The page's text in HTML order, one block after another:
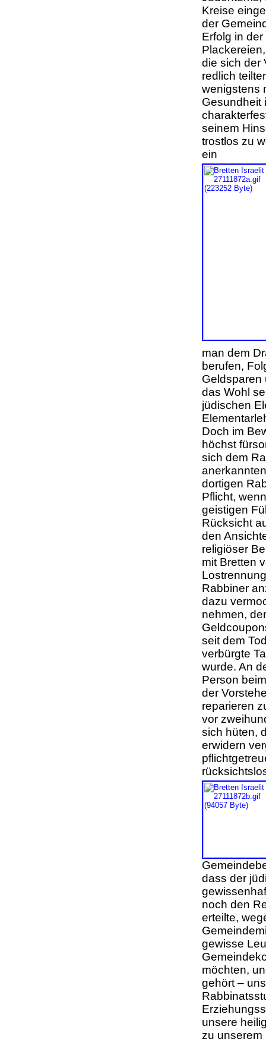
Kreise
der
Erfolg in
die sich der
redlich
wenigstens
Gesundheit
seinem
trostlos zu
ein
man dem
berufen,
Geldsparen
das Wohl
jüdischen
Doch im
höchst
sich dem
dortigen
Pflicht,
geistigen
Rücksicht
den
religiöser
mit Bretten
Rabbiner
dazu
nehmen,
seit dem
verbürgte
wurde. An
Person
der
reparieren
vor
sich hüten,
erwidern
dass der
noch den
erteilte,
gewisse
möchten,
gehört –
unsere
zu unserem